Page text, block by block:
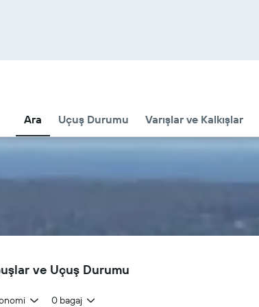
Ara Uçuş Durumu Varışlar ve Kalkışlar
ve Uçuş Durumu
0 bagaj